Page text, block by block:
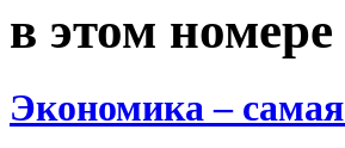
в этом номере
Экономика –